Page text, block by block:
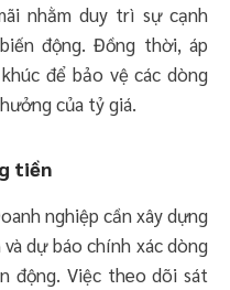
nhằm duy trì sự cạnh
động. Đồng thời, áp
để bảo vệ các dòng
của tỷ giá.
tiền
nghiệp cần xây dựng
dự báo chính xác dòng
động. Việc theo dõi sát